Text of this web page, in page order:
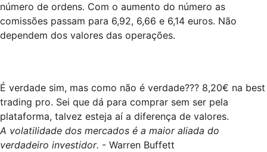
número de ordens. Com o aumento do número as
comissões passam para 6,92, 6,66 e 6,14 euros. Não
dependem dos valores das operações.
É verdade sim, mas como não é verdade??? 8,20€ na best
trading pro. Sei que dá para comprar sem ser pela
plataforma, talvez esteja aí a diferença de valores.
A volatilidade dos mercados é a maior aliada do
verdadeiro investidor. - Warren Buffett